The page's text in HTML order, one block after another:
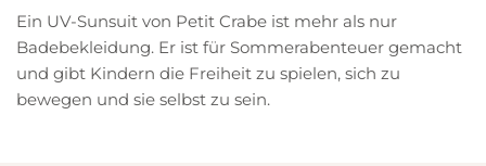
Ein UV-Sunsuit von Petit Crabe ist mehr als nur
Badebekleidung. Er ist für Sommerabenteuer gemacht
und gibt Kindern die Freiheit zu spielen, sich zu
bewegen und sie selbst zu sein.